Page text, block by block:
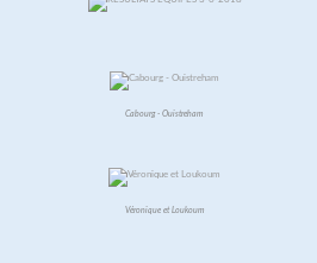
Cabourg - Ouistreham
Véronique et Loukoum